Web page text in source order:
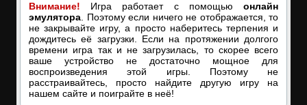
Внимание! Игра работает с помощью онлайн
эмулятора . Поэтому если ничего не отображается, то
не закрывайте игру, а просто наберитесь терпения и
дождитесь её загрузки. Если на протяжении долгого
времени игра так и не загрузилась, то скорее всего
ваше устройство не достаточно мощное для
воспроизведения этой игры. Поэтому не
расстраивайтесь, просто найдите другую игру на
нашем сайте и поиграйте в неё!